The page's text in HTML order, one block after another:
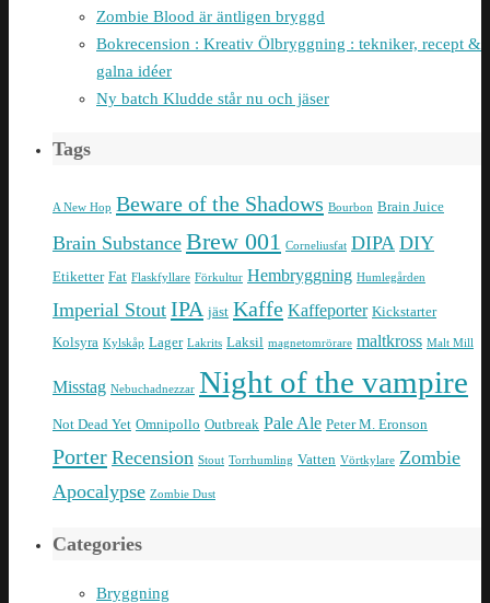
Zombie Blood är äntligen bryggd
Bokrecension : Kreativ Ölbryggning : tekniker, recept &
galna idéer
Ny batch Kludde står nu och jäser
Tags
A New Hop Beware of the Shadows Bourbon Brain Juice
Brain Substance Brew 001 Corneliusfat DIPA DIY
Etiketter Fat Flaskfyllare Förkultur Hembryggning Humlegården
Imperial Stout IPA jäst Kaffe Kaffeporter Kickstarter
Kolsyra Kylskåp Lager Lakrits Laksil magnetomrörare maltkross Malt Mill
Misstag Nebuchadnezzar Night of the vampire
Not Dead Yet Omnipollo Outbreak Pale Ale Peter M. Eronson
Porter Recension Stout Torrhumling Vatten Vörtkylare Zombie
Apocalypse Zombie Dust
Categories
Bryggning